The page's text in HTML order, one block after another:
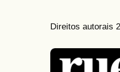
Direitos autorais